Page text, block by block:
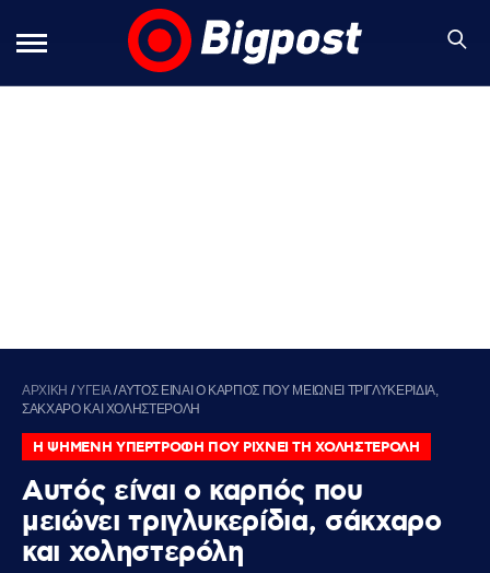
ΑΡΧΙΚΗ /ΥΓΕΙΑ/ΑΥΤΟΣ ΕΙΝΑΙ Ο ΚΑΡΠΟΣ ΠΟΥ ΜΕΙΩΝΕΙ ΤΡΙΓΛΥΚΕΡΙΔΙΑ,
ΣΑΚΧΑΡΟ ΚΑΙ ΧΟΛΗΣΤΕΡΟΛΗ
Η ΨΗΜΕΝΗ ΥΠΕΡΤΡΟΦΗ ΠΟΥ ΡΙΧΝΕΙ ΤΗ ΧΟΛΗΣΤΕΡΟΛΗ
Αυτός είναι ο καρπός που
μειώνει τριγλυκερίδια, σάκχαρο
και χοληστερόλη